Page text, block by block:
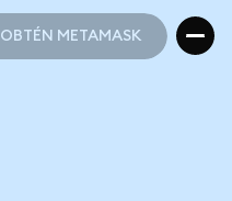
OBTÉN METAMASK